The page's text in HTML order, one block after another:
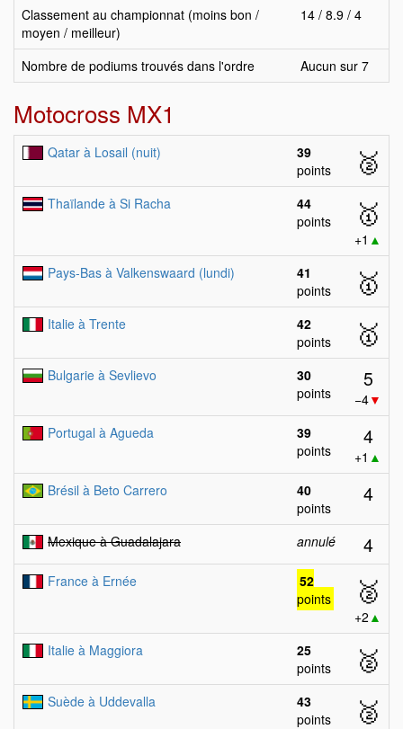
Classement au championnat (moins bon /
moyen / meilleur)
14 / 8.9 / 4
Nombre de podiums trouvés dans l'ordre Aucun sur 7
Motocross MX1
Qatar à Losail (nuit)
39
points
🥈
Thaïlande à Si Racha
44
points
🥇
+1 ▲
Pays-Bas à Valkenswaard (lundi)
41
points
🥇
Italie à Trente
42
points
🥇
Bulgarie à Sevlievo
30
points
5
−4▼
Portugal à Agueda
39
points
4
+1 ▲
Brésil à Beto Carrero
40
points
4
Mexique à Guadalajara annulé 4
France à Ernée
52
points
🥈
+2 ▲
Italie à Maggiora
25
points
🥈
Suède à Uddevalla
43
points
🥈